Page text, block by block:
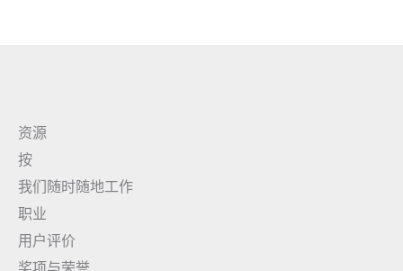
资源
按
我们随时随地工作
职业
用户评价
奖项与荣誉